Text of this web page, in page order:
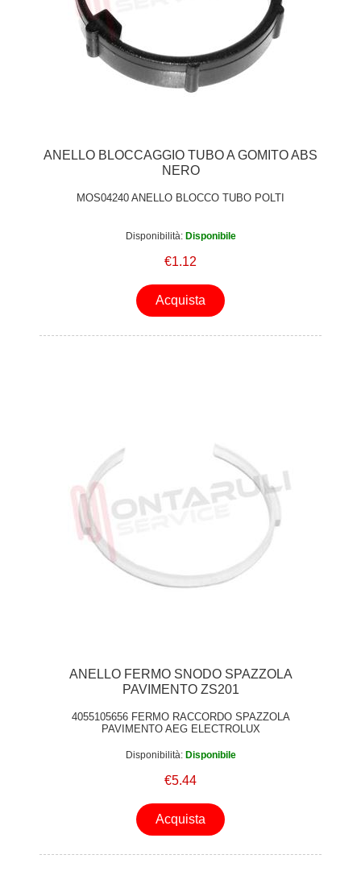
ANELLO BLOCCAGGIO TUBO A GOMITO ABS
NERO
MOS04240 ANELLO BLOCCO TUBO POLTI
Disponibilità: Disponibile
€1.12
Acquista
ANELLO FERMO SNODO SPAZZOLA
PAVIMENTO ZS201
4055105656 FERMO RACCORDO SPAZZOLA
PAVIMENTO AEG ELECTROLUX
Disponibilità: Disponibile
€5.44
Acquista